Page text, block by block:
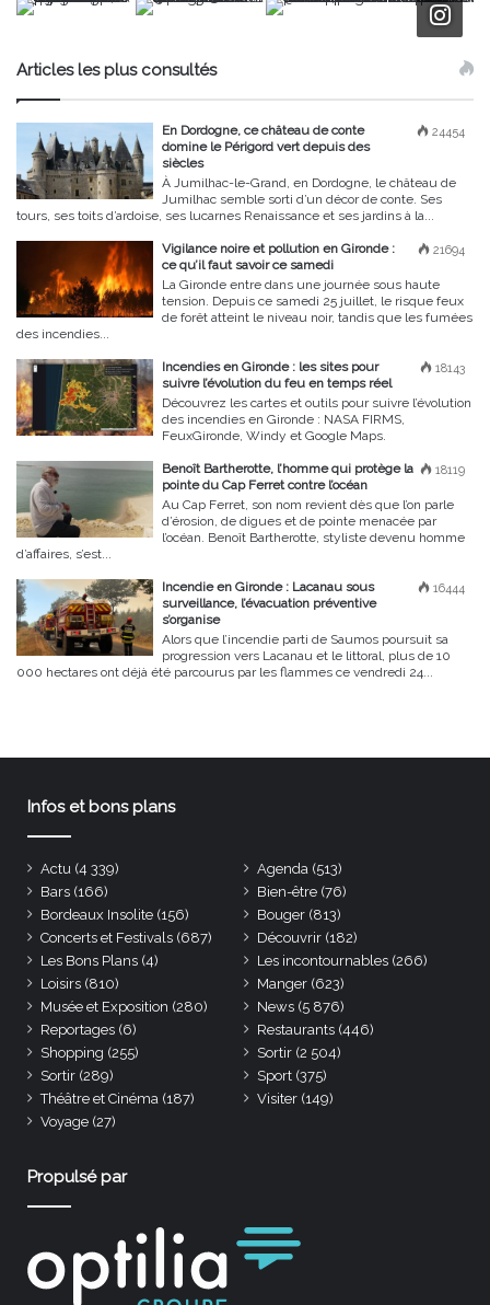
Articles les plus consultés
24454
En Dordogne, ce château de conte
domine le Périgord vert depuis des
siècles
À Jumilhac-le-Grand, en Dordogne, le château de
Jumilhac semble sorti d’un décor de conte. Ses
tours, ses toits d’ardoise, ses lucarnes Renaissance et ses jardins à la...
21694
Vigilance noire et pollution en Gironde :
ce qu’il faut savoir ce samedi
La Gironde entre dans une journée sous haute
tension. Depuis ce samedi 25 juillet, le risque feux
de forêt atteint le niveau noir, tandis que les fumées
des incendies...
18143
Incendies en Gironde : les sites pour
suivre l’évolution du feu en temps réel
Découvrez les cartes et outils pour suivre l’évolution
des incendies en Gironde : NASA FIRMS,
FeuxGironde, Windy et Google Maps.
18119
Benoît Bartherotte, l’homme qui protège la
pointe du Cap Ferret contre l’océan
Au Cap Ferret, son nom revient dès que l’on parle
d’érosion, de digues et de pointe menacée par
l’océan. Benoît Bartherotte, styliste devenu homme
d’affaires, s’est...
16444
Incendie en Gironde : Lacanau sous
surveillance, l’évacuation préventive
s’organise
Alors que l’incendie parti de Saumos poursuit sa
progression vers Lacanau et le littoral, plus de 10
000 hectares ont déjà été parcourus par les flammes ce vendredi 24...
Infos et bons plans
Actu (4 339) Agenda (513)
Bars (166) Bien-être (76)
Bordeaux Insolite (156) Bouger (813)
Concerts et Festivals (687) Découvrir (182)
Les Bons Plans (4) Les incontournables (266)
Loisirs (810) Manger (623)
Musée et Exposition (280) News (5 876)
Reportages (6) Restaurants (446)
Shopping (255) Sortir (2 504)
Sortir (289) Sport (375)
Théâtre et Cinéma (187) Visiter (149)
Voyage (27)
Propulsé par